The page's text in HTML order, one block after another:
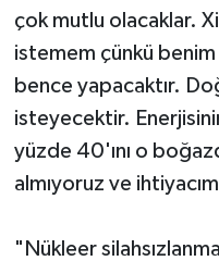
çok mutlu olacaklar.
istemem çünkü
bence yapacaktır.
isteyecektir.
yüzde 40'ını o
almıyoruz ve
"Nükleer